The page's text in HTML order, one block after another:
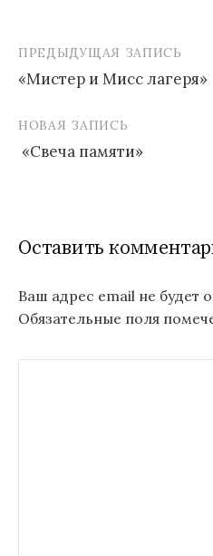
Навигация
по
записям
ПРЕДЫДУЩАЯ ЗАПИСЬ
«Мистер и Мисс лагеря»
НОВАЯ ЗАПИСЬ
«Свеча памяти»
Оставить
Ваш адрес email не будет
Обязательные поля